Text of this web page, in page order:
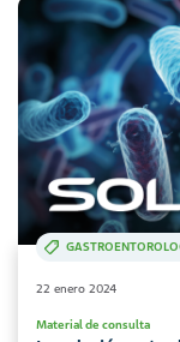
22 enero 2024
Material de consulta